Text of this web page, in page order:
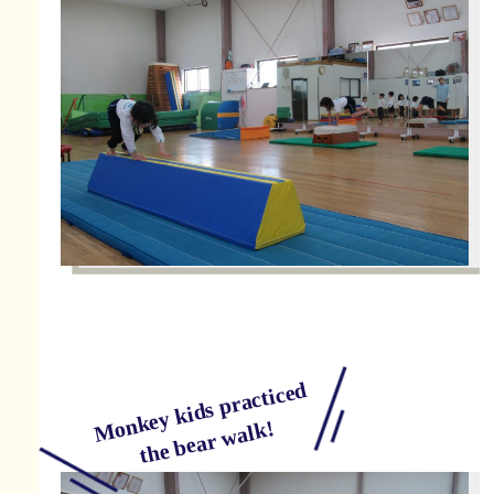
Monkey kids practiced
the bear walk!